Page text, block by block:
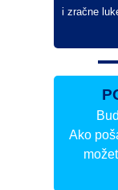
i zračne
Ako